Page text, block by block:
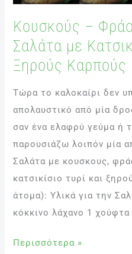
Κουσκούς –
Σαλάτα με
Ξηρούς Καρπούς
Τώρα το καλοκαίρι δεν
απολαυστικό από μία
σαν ένα ελαφρύ γεύμα ή
παρουσιάζω λοιπόν μία
Σαλάτα με κουσκους,
κατσικίσιο τυρί και
άτομα): Υλικά για την
κόκκινο λάχανο 1
Κατσικίσιο
Τυρί
και
Ξηρούς
Καρπούς
Περισσότερα »